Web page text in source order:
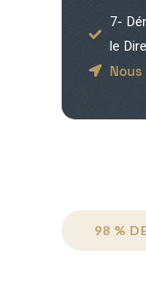
7-
le
98 %